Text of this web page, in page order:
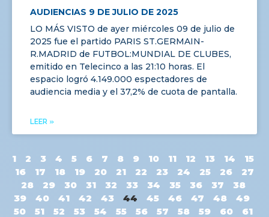
AUDIENCIAS 9 DE JULIO DE 2025
LO MÁS VISTO de ayer miércoles 09 de julio de
2025 fue el partido PARIS ST.GERMAIN-
R.MADRID de FUTBOL:MUNDIAL DE CLUBES,
emitido en Telecinco a las 21:10 horas. El
espacio logró 4.149.000 espectadores de
audiencia media y el 37,2% de cuota de pantalla.
LEER »
1 2 3 4 5 6 7 8 9 10 11 12 13 14
15
16
17 18 19 20 21 22 23 24 25 26
27
28
29 30 31 32 33 34 35 36 37
38
39
40 41 42 43 44 45 46 47 48
49
50
51 52 53 54 55 56 57 58 59 60
61